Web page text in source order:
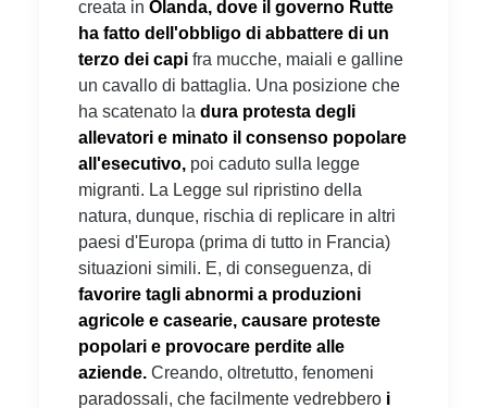
creata in Olanda, dove il governo Rutte
ha fatto dell'obbligo di abbattere di un
terzo dei capi fra mucche, maiali e galline
un cavallo di battaglia. Una posizione che
ha scatenato la dura protesta degli
allevatori e minato il consenso popolare
all'esecutivo, poi caduto sulla legge
migranti. La Legge sul ripristino della
natura, dunque, rischia di replicare in altri
paesi d'Europa (prima di tutto in Francia)
situazioni simili. E, di conseguenza, di
favorire tagli abnormi a produzioni
agricole e casearie, causare proteste
popolari e provocare perdite alle
aziende. Creando, oltretutto, fenomeni
paradossali, che facilmente vedrebbero i